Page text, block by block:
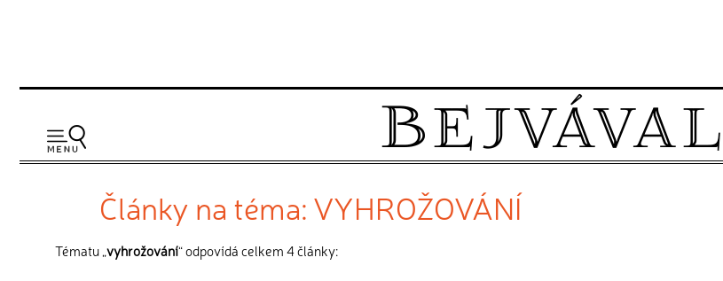
Články na téma: VYHROŽOVÁNÍ
Tématu „vyhrožování“ odpovídá celkem 4 články: